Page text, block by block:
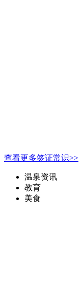
查看更多签证常识>>
温泉资讯
教育
美食